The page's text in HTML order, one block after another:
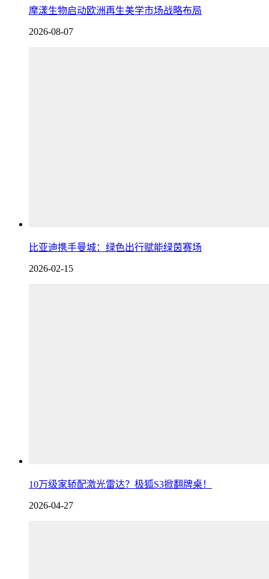
摩漾生物启动欧洲再生美学市场战略布局
2026-08-07
比亚迪携手曼城：绿色出行赋能绿茵赛场
2026-02-15
10万级家轿配激光雷达？极狐S3掀翻牌桌！
2026-04-27